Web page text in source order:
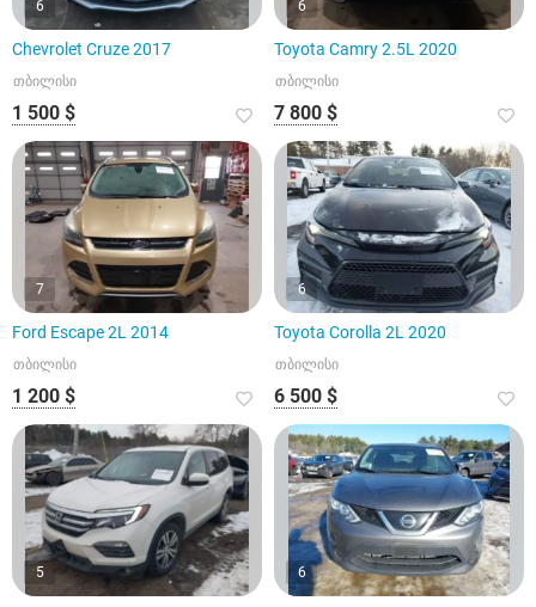
6
Chevrolet Cruze 2017
თბილისი
1 500 $
6
Toyota Camry 2.5L 2020
თბილისი
7 800 $
7
Ford Escape 2L 2014
თბილისი
1 200 $
6
Toyota Corolla 2L 2020
თბილისი
6 500 $
5 6